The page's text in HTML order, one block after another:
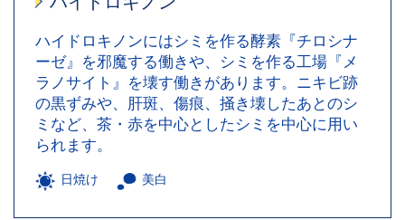
ハイドロキノンにはシミを作る酵素『チロシナ
ーゼ』を邪魔する働きや、シミを作る工場『メ
ラノサイト』を壊す働きがあります。ニキビ跡
の黒ずみや、肝斑、傷痕、掻き壊したあとのシ
ミなど、茶・赤を中心としたシミを中心に用い
られます。
日焼け 美白